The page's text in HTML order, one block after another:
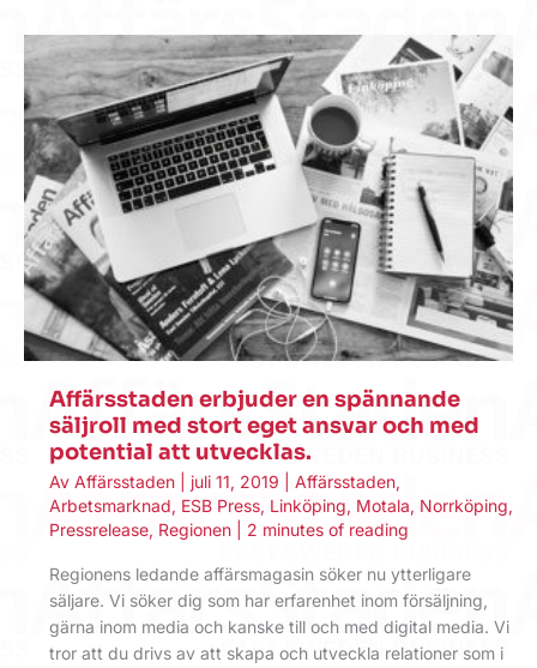
Affärsstaden erbjuder en spännande
säljroll med stort eget ansvar och med
potential att utvecklas.
Av Affärsstaden juli 11, 2019 Affärsstaden,
Arbetsmarknad, ESB Press, Linköping, Motala, Norrköping,
Pressrelease, Regionen 2 minutes of reading
Regionens ledande affärsmagasin söker nu ytterligare
säljare. Vi söker dig som har erfarenhet inom försäljning,
gärna inom media och kanske till och med digital media. Vi
tror att du drivs av att skapa och utveckla relationer som i